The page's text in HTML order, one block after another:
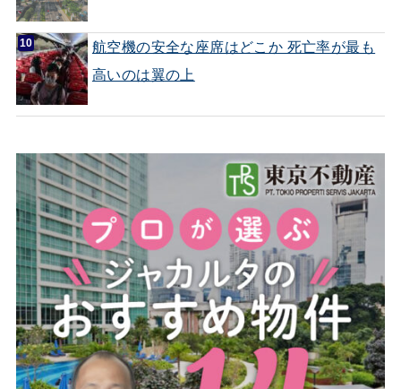
航空機の安全な座席はどこか 死亡率が最も
高いのは翼の上